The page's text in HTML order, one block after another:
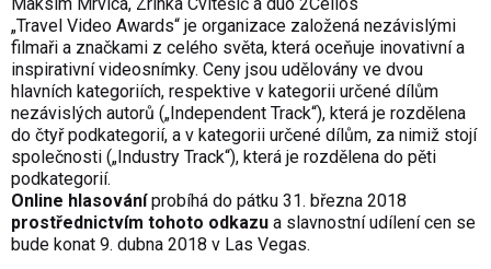
„Travel Video Awards“ je organizace založená nezávislými
filmaři a značkami z celého světa, která oceňuje inovativní a
inspirativní videosnímky. Ceny jsou udělovány ve dvou
hlavních kategoriích, respektive v kategorii určené dílům
nezávislých autorů („Independent Track“), která je rozdělena
do čtyř podkategorií, a v kategorii určené dílům, za nimiž stojí
společnosti („Industry Track“), která je rozdělena do pěti
podkategorií.
Online hlasováníprobíhá do pátku 31. března 2018
prostřednictvím tohoto odkazu a slavnostní udílení cen se
bude konat 9. dubna 2018 v Las Vegas.